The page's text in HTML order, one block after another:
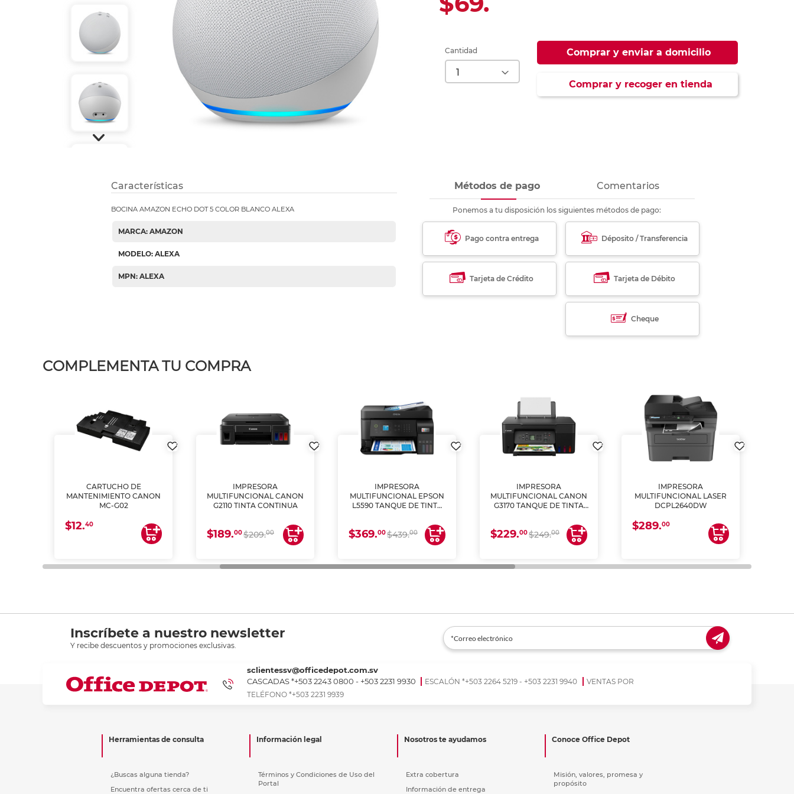
Ver más
Refuerzos para carpeta
Ver más
Ver más
Cantidad Comprar y enviar a domicilio
Comprar y recoger en tienda
Características
BOCINA AMAZON ECHO DOT 5 COLOR BLANCO ALEXA
MARCA: AMAZON
MODELO: ALEXA
MPN: ALEXA
Métodos de pago Comentarios
Ponemos a tu disposición los siguientes métodos de pago:
Pago contra entrega Déposito / Transferencia
Tarjeta de Crédito Tarjeta de Débito
Cheque
COMPLEMENTA TU COMPRA
CARTUCHO DE
MANTENIMIENTO CANON
MC-G02
$12.40
IMPRESORA
MULTIFUNCIONAL CANON
G2110 TINTA CONTINUA
$189.00$209.00
IMPRESORA
MULTIFUNCIONAL EPSON
L5590 TANQUE DE TINTA
$369.00$439.00
IMPRESORA
MULTIFUNCIONAL CANON
G3170 TANQUE DE TINTA
$229.00$249.00
IMPRESORA
MULTIFUNCIONAL LASER
DCPL2640DW
$289.00
Inscríbete a nuestro newsletter
Y recibe descuentos y promociones exclusivas.
sclientessv@officedepot.com.sv
CASCADAS *+503 2243 0800 - +503 2231 9930
ESCALÓN *+503 2264 5219 - +503 2231 9940
VENTAS POR
TELÉFONO *+503 2231 9939
Herramientas de consulta
¿Buscas alguna tienda?
Encuentra ofertas cerca de ti
Información legal
Términos y Condiciones de Uso del
Portal
Nosotros te ayudamos
Extra cobertura
Información de entrega
Conoce Office Depot
Misión, valores, promesa y
propósito